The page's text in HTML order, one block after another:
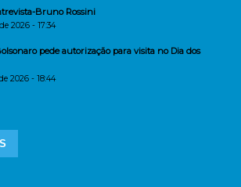
Bruno Rossini
2026 - 17:34
pede autorização para visita no Dia dos
2026 - 18:44